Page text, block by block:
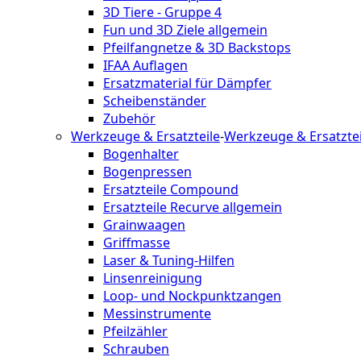
3D Tiere - Gruppe 4
Fun und 3D Ziele allgemein
Pfeilfangnetze & 3D Backstops
IFAA Auflagen
Ersatzmaterial für Dämpfer
Scheibenständer
Zubehör
Werkzeuge & Ersatzteile-Werkzeuge &
Bogenhalter
Bogenpressen
Ersatzteile Compound
Ersatzteile Recurve allgemein
Grainwaagen
Griffmasse
Laser & Tuning-Hilfen
Linsenreinigung
Loop- und Nockpunktzangen
Messinstrumente
Pfeilzähler
Schrauben